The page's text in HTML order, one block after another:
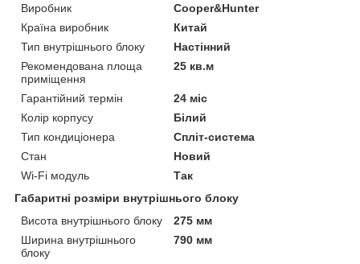
Виробник
Cooper&Hunter
Країна виробник
Китай
Тип внутрішнього блоку
Настінний
Рекомендована площа
приміщення
25 кв.м
Гарантійний термін
24 міс
Колір корпусу
Білий
Тип кондиціонера
Спліт-система
Стан
Новий
Wi-Fi модуль
Так
Габаритні розміри внутрішнього блоку
Висота внутрішнього блоку
275 мм
Ширина внутрішнього
блоку
790 мм